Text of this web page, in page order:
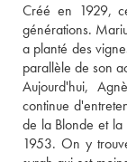
Créé en 1929,
générations.
a planté des
parallèle de son
Aujourd'hui,
continue
de la Blonde et
1953. On y